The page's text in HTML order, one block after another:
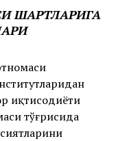
ШАРТЛАРИГА
иқтисодиёти
тўғрисида